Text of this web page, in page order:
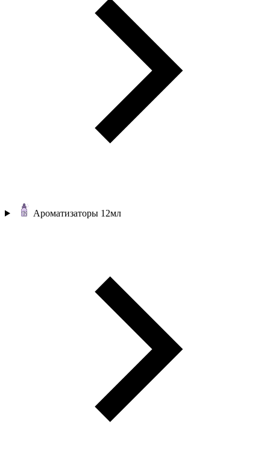
Ароматизаторы 12мл